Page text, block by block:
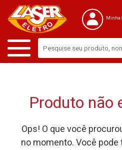
Minha
Produto não
Ops! O que você
no momento. Você